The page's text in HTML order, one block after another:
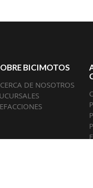
BICIMOTOS
DE NOSOTROS